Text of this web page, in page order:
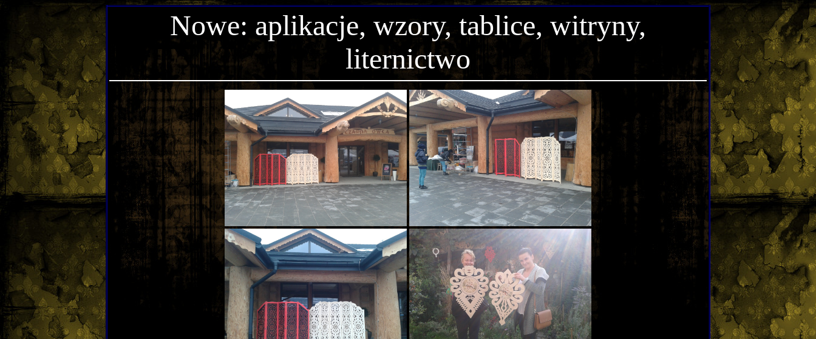
Nowe: aplikacje, wzory, tablice, witryny,
liternictwo